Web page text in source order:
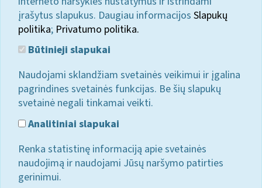
įrašytus slapukus. Daugiau informacijos Slapukų
politika; Privatumo politika.
Būtinieji slapukai
Naudojami sklandžiam svetainės veikimui ir įgalina
pagrindines svetainės funkcijas. Be šių slapukų
svetainė negali tinkamai veikti.
Analitiniai slapukai
Renka statistinę informaciją apie svetainės
naudojimą ir naudojami Jūsų naršymo patirties
gerinimui.